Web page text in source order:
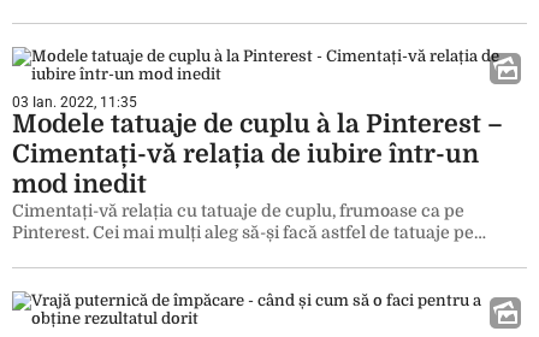
03 Ian. 2022, 11:35
Modele tatuaje de cuplu à la Pinterest –
Cimentați-vă relația de iubire într-un
mod inedit
Cimentați-vă relația cu tatuaje de cuplu, frumoase ca pe
Pinterest. Cei mai mulți aleg să-și facă astfel de tatuaje pe…